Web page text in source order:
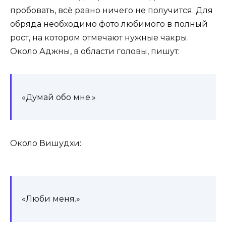
пробовать, всё равно ничего не получится. Для
обряда необходимо фото любимого в полный
рост, на котором отмечают нужные чакры.
Около Аджны, в области головы, пишут:
«Думай обо мне.»
Около Вишудхи:
«Люби меня.»